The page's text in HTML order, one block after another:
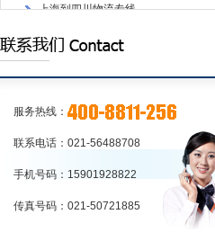
的程序上海到江苏物流:铁路货物托运和承
运的程序
上海到江苏物流:应向车站提出货物运
单和运单上海到江苏物流:铁路货物托运和承运
的程序
服务热线：
联系电话：021-56488708
手机号码：15901928822
传真号码：021-50721885